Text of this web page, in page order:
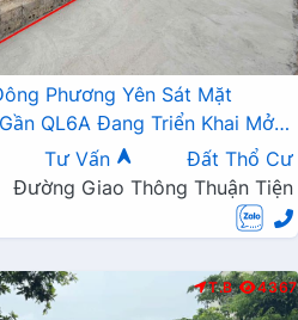
Phương Yên Sát Mặt
QL6A Đang Triển Khai Mở
Tư Vấn
Đất Thổ Cư
Đường Giao Thông Thuận Tiện
T.B 4367